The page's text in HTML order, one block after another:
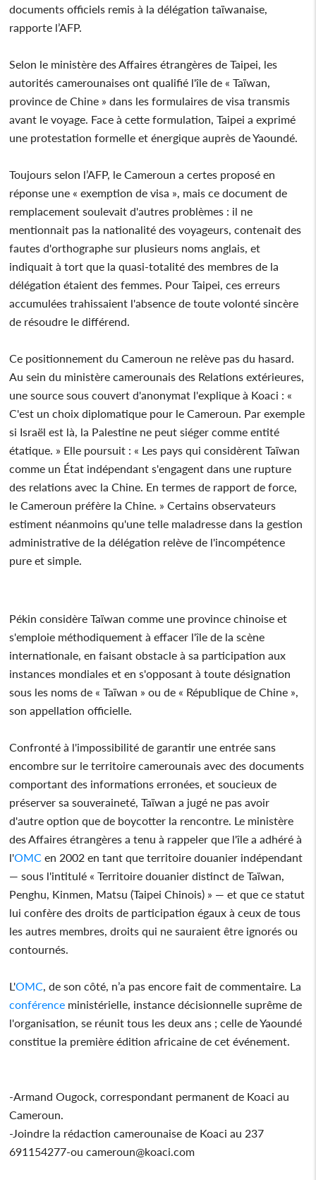
documents officiels remis à la délégation taïwanaise,
rapporte l’AFP.
Selon le ministère des Affaires étrangères de Taipei, les
autorités camerounaises ont qualifié l'île de « Taïwan,
province de Chine » dans les formulaires de visa transmis
avant le voyage. Face à cette formulation, Taipei a exprimé
une protestation formelle et énergique auprès de Yaoundé.
Toujours selon l’AFP, le Cameroun a certes proposé en
réponse une « exemption de visa », mais ce document de
remplacement soulevait d'autres problèmes : il ne
mentionnait pas la nationalité des voyageurs, contenait des
fautes d'orthographe sur plusieurs noms anglais, et
indiquait à tort que la quasi-totalité des membres de la
délégation étaient des femmes. Pour Taipei, ces erreurs
accumulées trahissaient l'absence de toute volonté sincère
de résoudre le différend.
Ce positionnement du Cameroun ne relève pas du hasard.
Au sein du ministère camerounais des Relations extérieures,
une source sous couvert d'anonymat l'explique à Koaci : «
C'est un choix diplomatique pour le Cameroun. Par exemple
si Israël est là, la Palestine ne peut siéger comme entité
étatique. » Elle poursuit : « Les pays qui considèrent Taïwan
comme un État indépendant s'engagent dans une rupture
des relations avec la Chine. En termes de rapport de force,
le Cameroun préfère la Chine. » Certains observateurs
estiment néanmoins qu'une telle maladresse dans la gestion
administrative de la délégation relève de l'incompétence
pure et simple.
Pékin considère Taïwan comme une province chinoise et
s'emploie méthodiquement à effacer l'île de la scène
internationale, en faisant obstacle à sa participation aux
instances mondiales et en s'opposant à toute désignation
sous les noms de « Taïwan » ou de « République de Chine »,
son appellation officielle.
Confronté à l'impossibilité de garantir une entrée sans
encombre sur le territoire camerounais avec des documents
comportant des informations erronées, et soucieux de
préserver sa souveraineté, Taïwan a jugé ne pas avoir
d'autre option que de boycotter la rencontre. Le ministère
des Affaires étrangères a tenu à rappeler que l'île a adhéré à
l'OMC en 2002 en tant que territoire douanier indépendant
— sous l'intitulé « Territoire douanier distinct de Taïwan,
Penghu, Kinmen, Matsu (Taipei Chinois) » — et que ce statut
lui confère des droits de participation égaux à ceux de tous
les autres membres, droits qui ne sauraient être ignorés ou
contournés.
L'OMC , de son côté, n’a pas encore fait de commentaire. La
conférence ministérielle, instance décisionnelle suprême de
l'organisation, se réunit tous les deux ans ; celle de Yaoundé
constitue la première édition africaine de cet événement.
-Armand Ougock, correspondant permanent de Koaci au
Cameroun.
-Joindre la rédaction camerounaise de Koaci au 237
691154277-ou cameroun@koaci.com